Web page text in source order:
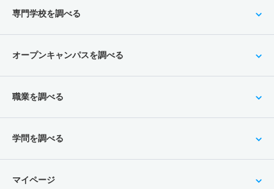
専門学校を調べる
オープンキャンパスを調べる
職業を調べる
学問を調べる
マイページ